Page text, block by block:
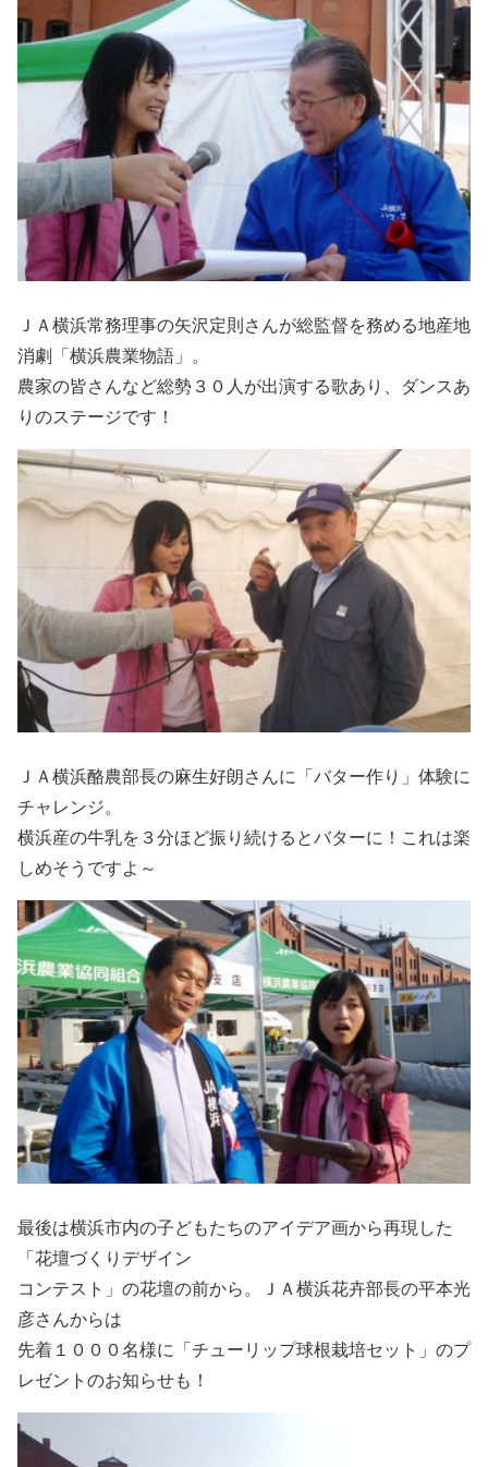
ＪＡ横浜常務理事の矢沢定則さんが総監督を務める地産地
消劇「横浜農業物語」。
農家の皆さんなど総勢３０人が出演する歌あり、ダンスあ
りのステージです！
ＪＡ横浜酪農部長の麻生好朗さんに「バター作り」体験に
チャレンジ。
横浜産の牛乳を３分ほど振り続けるとバターに！これは楽
しめそうですよ～
最後は横浜市内の子どもたちのアイデア画から再現した
「花壇づくりデザイン
コンテスト」の花壇の前から。ＪＡ横浜花卉部長の平本光
彦さんからは
先着１０００名様に「チューリップ球根栽培セット」のプ
レゼントのお知らせも！